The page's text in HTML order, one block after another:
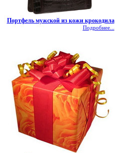
Портфель мужской из кожи крокодила
Подробнее...